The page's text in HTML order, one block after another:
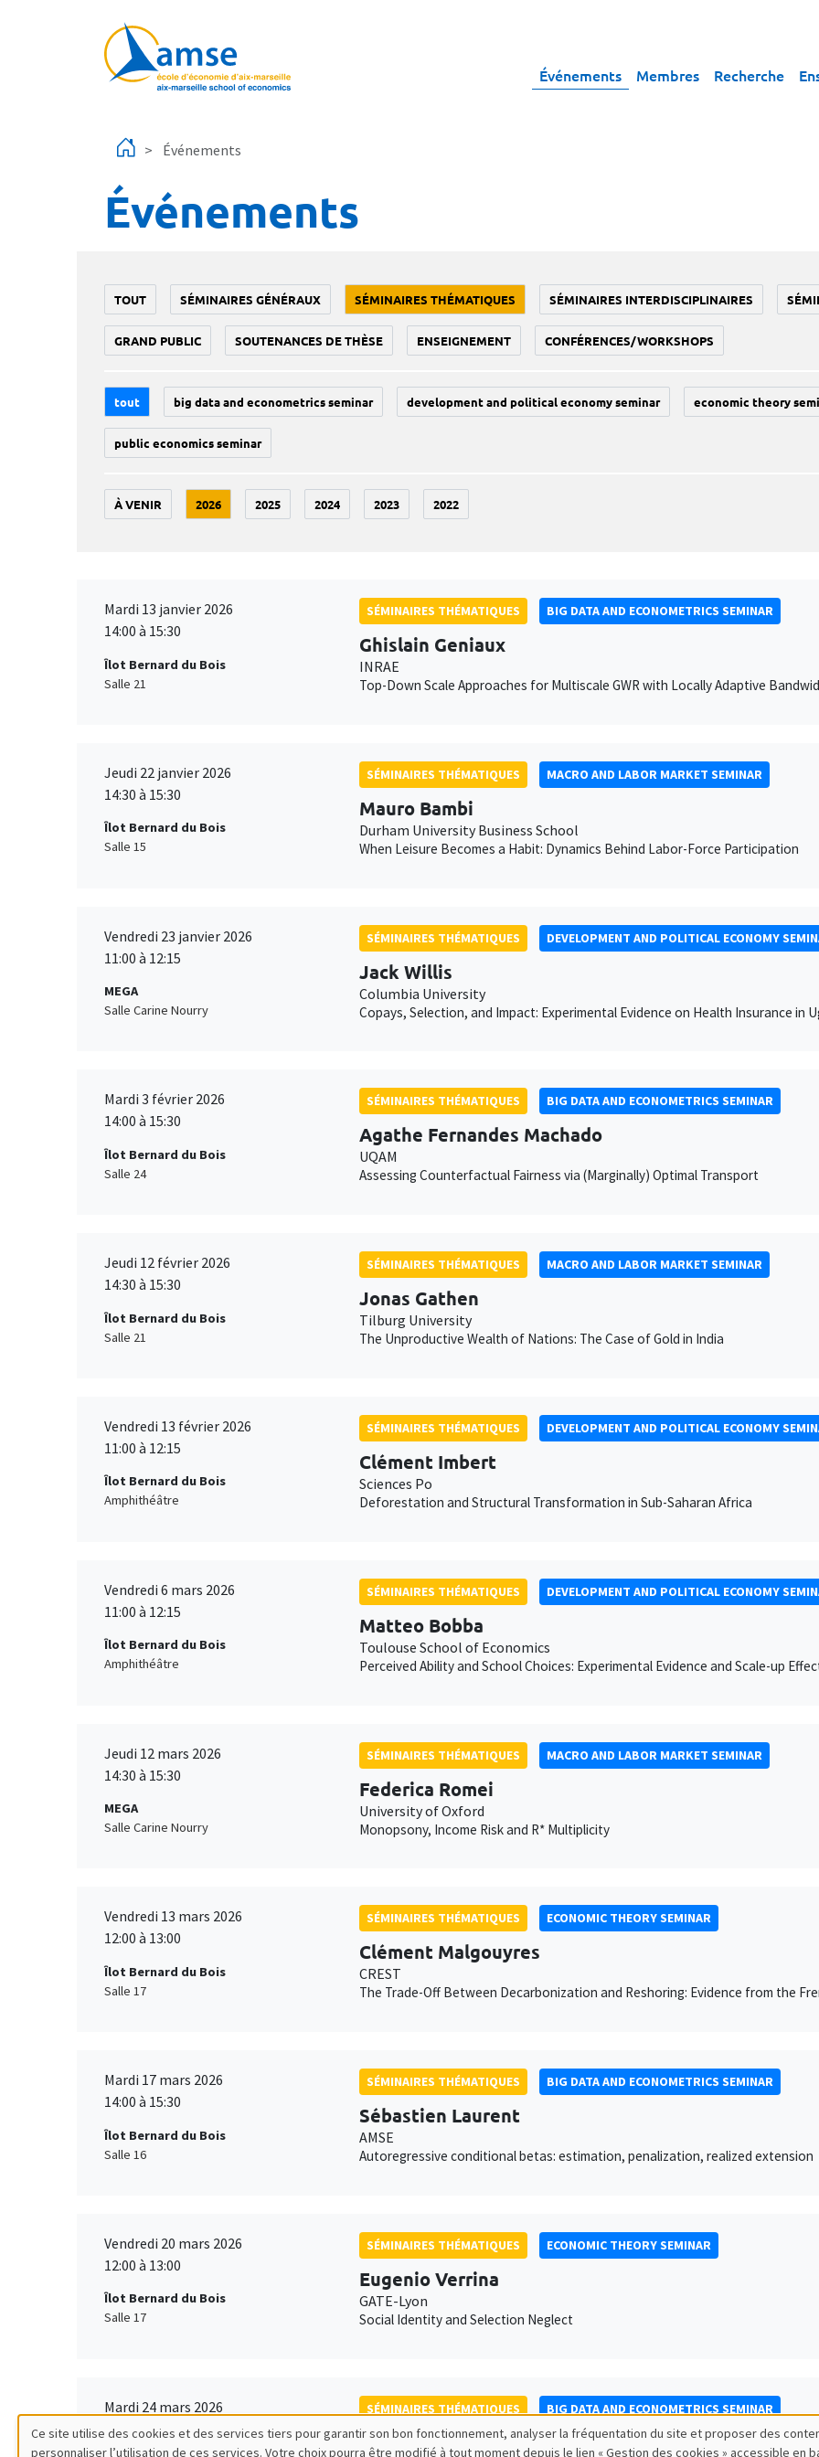
Événements Membres Recherche
Événements
Événements
TOUT SÉMINAIRES GÉNÉRAUX SÉMINAIRES THÉMATIQUES SÉMINAIRES INTERDISCIPLINAIRES
GRAND PUBLIC SOUTENANCES DE THÈSE ENSEIGNEMENT CONFÉRENCES/WORKSHOPS
tout big data and econometrics seminar development and political economy seminar economic theory
public economics seminar
À VENIR 2026 2025 2024 2023 2022
Mardi 13 janvier 2026
14:00 à 15:30
Îlot Bernard du Bois
Salle 21
SÉMINAIRES THÉMATIQUES BIG DATA AND ECONOMETRICS SEMINAR
Ghislain Geniaux
INRAE
Top-Down Scale Approaches for Multiscale GWR with Locally Adaptive
Jeudi 22 janvier 2026
14:30 à 15:30
Îlot Bernard du Bois
Salle 15
SÉMINAIRES THÉMATIQUES MACRO AND LABOR MARKET SEMINAR
Mauro Bambi
Durham University Business School
When Leisure Becomes a Habit: Dynamics Behind Labor-Force Participation
Vendredi 23 janvier 2026
11:00 à 12:15
MEGA
Salle Carine Nourry
SÉMINAIRES THÉMATIQUES DEVELOPMENT AND POLITICAL ECONOMY
Jack Willis
Columbia University
Copays, Selection, and Impact: Experimental Evidence on Health Insurance in
Mardi 3 février 2026
14:00 à 15:30
Îlot Bernard du Bois
Salle 24
SÉMINAIRES THÉMATIQUES BIG DATA AND ECONOMETRICS SEMINAR
Agathe Fernandes Machado
UQAM
Assessing Counterfactual Fairness via (Marginally) Optimal Transport
Jeudi 12 février 2026
14:30 à 15:30
Îlot Bernard du Bois
Salle 21
SÉMINAIRES THÉMATIQUES MACRO AND LABOR MARKET SEMINAR
Jonas Gathen
Tilburg University
The Unproductive Wealth of Nations: The Case of Gold in India
Vendredi 13 février 2026
11:00 à 12:15
Îlot Bernard du Bois
Amphithéâtre
SÉMINAIRES THÉMATIQUES DEVELOPMENT AND POLITICAL ECONOMY
Clément Imbert
Sciences Po
Deforestation and Structural Transformation in Sub-Saharan Africa
Vendredi 6 mars 2026
11:00 à 12:15
Îlot Bernard du Bois
Amphithéâtre
SÉMINAIRES THÉMATIQUES DEVELOPMENT AND POLITICAL ECONOMY
Matteo Bobba
Toulouse School of Economics
Perceived Ability and School Choices: Experimental Evidence and Scale-up
Jeudi 12 mars 2026
14:30 à 15:30
MEGA
Salle Carine Nourry
SÉMINAIRES THÉMATIQUES MACRO AND LABOR MARKET SEMINAR
Federica Romei
University of Oxford
Monopsony, Income Risk and R* Multiplicity
Vendredi 13 mars 2026
12:00 à 13:00
Îlot Bernard du Bois
Salle 17
SÉMINAIRES THÉMATIQUES ECONOMIC THEORY SEMINAR
Clément Malgouyres
CREST
The Trade-Off Between Decarbonization and Reshoring: Evidence from the
Mardi 17 mars 2026
14:00 à 15:30
Îlot Bernard du Bois
Salle 16
SÉMINAIRES THÉMATIQUES BIG DATA AND ECONOMETRICS SEMINAR
Sébastien Laurent
AMSE
Autoregressive conditional betas: estimation, penalization, realized extension
Vendredi 20 mars 2026
12:00 à 13:00
Îlot Bernard du Bois
Salle 17
SÉMINAIRES THÉMATIQUES ECONOMIC THEORY SEMINAR
Eugenio Verrina
GATE-Lyon
Social Identity and Selection Neglect
Mardi 24 mars 2026
14:00 à 15:30
SÉMINAIRES THÉMATIQUES BIG DATA AND ECONOMETRICS SEMINAR
Avner Seror
Ce site utilise des cookies et des services tiers pour garantir son bon fonctionnement, analyser la fréquentation du site et proposer des
personnaliser l’utilisation de ces services. Votre choix pourra être modifié à tout moment depuis le lien « Gestion des cookies » accessible en